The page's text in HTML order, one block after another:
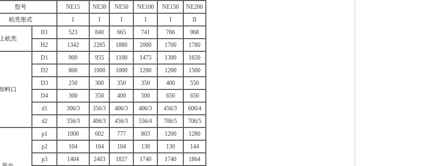
型号
NE15 NE30 NE50 NE100 NE150
NE200
机壳形式
I I I I I II
机壳
H1 523 840 665 741 766
968
H2
1342 2265 1880 2000 1700 1780
料口
D1 900 955 1100 1475 1300
1650
D2
800 1000 1000 1200 1200
1500
D3
250 300 350 350 400
550
D4
300 350 400 500 650
650
d1
306/3 356/3 406/3 406/3 456/3
606/4
d2
356/3 406/3 456/3 556/4 706/5 706/5
p1 1000 602 777 803 1200
1280
p2
104 104 104 130 130
144
p3
1404 2403 1827 1740 1740
1864